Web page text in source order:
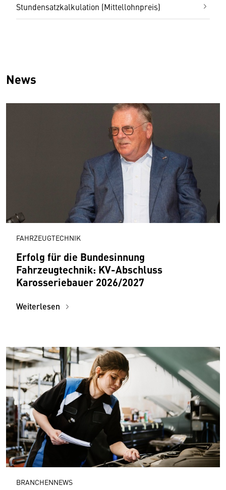
Stundensatzkalkulation (Mittellohnpreis)
News
FAHRZEUGTECHNIK
Erfolg für die Bundesinnung
Fahrzeugtechnik: KV-Abschluss
Karosseriebauer 2026/2027
Weiterlesen
BRANCHENNEWS